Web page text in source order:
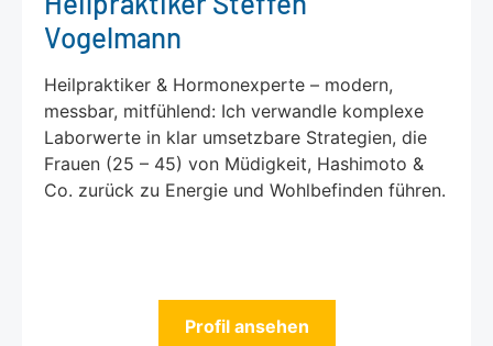
Vogelmann
Heilpraktiker & Hormonexperte – modern,
messbar, mitfühlend: Ich verwandle komplexe
Laborwerte in klar umsetzbare Strategien, die
Frauen (25 – 45) von Müdigkeit, Hashimoto &
Co. zurück zu Energie und Wohlbefinden führen.
Profil ansehen